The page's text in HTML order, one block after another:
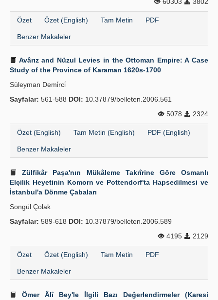
Özet Özet (English) Tam Metin PDF
Benzer Makaleler
Avârız and Nüzul Levies in the Ottoman Empire: A Case
Study of the Province of Karaman 1620s-1700
Süleyman Demi̇rci̇
Sayfalar: 561-588 DOI: 10.37879/belleten.2006.561
5078
2324
Özet (English) Tam Metin (English) PDF (English)
Benzer Makaleler
Zülfikâr Paşa'nın Mükâleme Takrîrine Göre Osmanlı
Elçilik Heyetinin Komorn ve Pottendorf'ta Hapsedilmesi ve
İstanbul'a Dönme Çabaları
Songül Çolak
Sayfalar: 589-618 DOI: 10.37879/belleten.2006.589
4195
2129
Özet Özet (English) Tam Metin PDF
Benzer Makaleler
Ömer Âlî Bey'le İlgili Bazı Değerlendirmeler (Karesi